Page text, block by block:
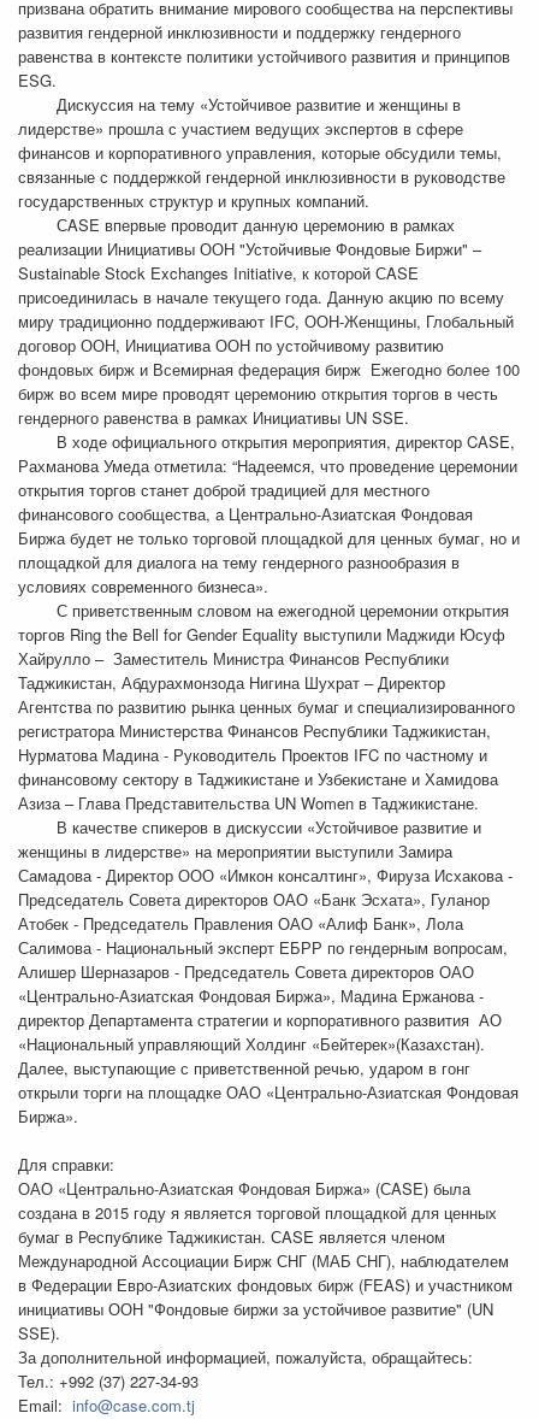
призвана обратить внимание мирового сообщества на перспективы
развития гендерной инклюзивности и поддержку гендерного
равенства в контексте политики устойчивого развития и принципов
ESG.
Дискуссия на тему «Устойчивое развитие и женщины в
лидерстве» прошла с участием ведущих экспертов в сфере
финансов и корпоративного управления, которые обсудили темы,
связанные с поддержкой гендерной инклюзивности в руководстве
государственных структур и крупных компаний.
СASE впервые проводит данную церемонию в рамках
реализации Инициативы ООН "Устойчивые Фондовые Биржи" –
Sustainable Stock Exchanges Initiative, к которой СASE
присоединилась в начале текущего года. Данную акцию по всему
миру традиционно поддерживают IFC, ООН-Женщины, Глобальный
договор ООН, Инициатива ООН по устойчивому развитию
фондовых бирж и Всемирная федерация бирж Ежегодно более 100
бирж во всем мире проводят церемонию открытия торгов в честь
гендерного равенства в рамках Инициативы UN SSE.
В ходе официального открытия мероприятия, директор CASE,
Рахманова Умеда отметила: “Надеемся, что проведение церемонии
открытия торгов станет доброй традицией для местного
финансового сообщества, а Центрально-Азиатская Фондовая
Биржа будет не только торговой площадкой для ценных бумаг, но и
площадкой для диалога на тему гендерного разнообразия в
условиях современного бизнеса».
С приветственным словом на ежегодной церемонии открытия
торгов Ring the Bell for Gender Equality выступили Маджиди Юсуф
Хайрулло – Заместитель Министра Финансов Республики
Таджикистан, Абдурахмонзода Нигина Шухрат – Директор
Агентства по развитию рынка ценных бумаг и специализированного
регистратора Министерства Финансов Республики Таджикистан,
Нурматова Мадина - Руководитель Проектов IFC по частному и
финансовому сектору в Таджикистане и Узбекистане и Хамидова
Азиза – Глава Представительства UN Women в Таджикистане.
В качестве спикеров в дискуссии «Устойчивое развитие и
женщины в лидерстве» на мероприятии выступили Замира
Самадова - Директор ООО «Имкон консалтинг», Фируза Исхакова -
Председатель Совета директоров ОАО «Банк Эсхата», Гуланор
Атобек - Председатель Правления ОАО «Алиф Банк», Лола
Салимова - Национальный эксперт ЕБРР по гендерным вопросам,
Алишер Шерназаров - Председатель Совета директоров ОАО
«Центрально-Азиатская Фондовая Биржа», Мадина Ержанова -
директор Департамента стратегии и корпоративного развития АО
«Национальный управляющий Холдинг «Бейтерек»(Казахстан).
Далее, выступающие с приветственной речью, ударом в гонг
открыли торги на площадке ОАО «Центрально-Азиатская Фондовая
Биржа».
Для справки:
ОАО «Центрально-Азиатская Фондовая Биржа» (СASE) была
создана в 2015 году я является торговой площадкой для ценных
бумаг в Республике Таджикистан. СASE является членом
Международной Ассоциации Бирж СНГ (МАБ СНГ), наблюдателем
в Федерации Евро-Азиатских фондовых бирж (FEAS) и участником
инициативы ООН "Фондовые биржи за устойчивое развитие" (UN
SSE).
За дополнительной информацией, пожалуйста, обращайтесь:
Тел.: +992 (37) 227-34-93
Email: info@case.com.tj